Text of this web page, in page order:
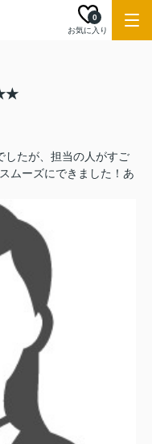
お気に入り
0
したが、担当の人がすご
ムーズにできました！あ